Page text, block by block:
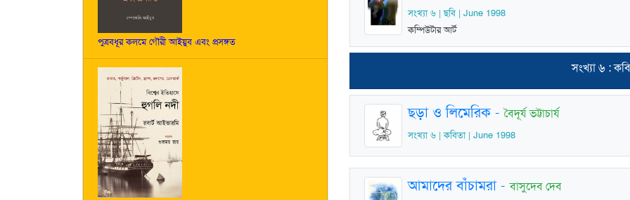
পুত্রবধূর কলমে গৌরী আইয়ুব এবং প্রসঙ্গত
সংখ্যা ৬ | ছবি | June 1998
কম্পিউটার আর্ট
সংখ্যা ৬ :
ছড়া ও লিমেরিক -বৈদূর্য ভট্টাচার্য
সংখ্যা ৬ | কবিতা | June 1998
আমাদের বাঁচামরা-বাসুদেব দেব